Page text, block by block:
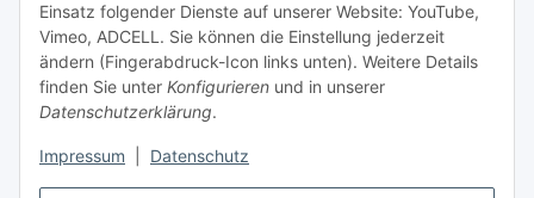
Einsatz folgender Dienste auf unserer Website: YouTube,
Vimeo, ADCELL. Sie können die Einstellung jederzeit
ändern (Fingerabdruck-Icon links unten). Weitere Details
finden Sie unter Konfigurieren und in unserer
Datenschutzerklärung.
Impressum Datenschutz
Berliner Allee 38
13088 Berlin
Shop +49 30 4280 2070
Fax +49 30 4280 2071